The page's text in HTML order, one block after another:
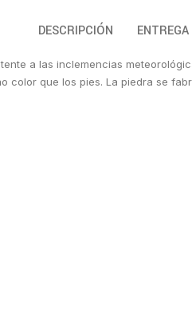
DESCRIPCIÓN
a las inclemencias
color que los pies. La piedra se